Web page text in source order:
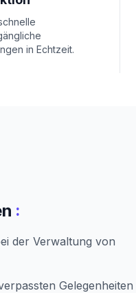
in Echtzeit.
:
der Verwaltung von
Gelegenheiten